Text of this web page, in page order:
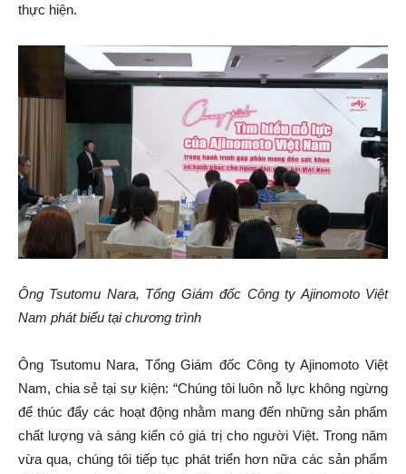
thực hiện.
Ông Tsutomu Nara, Tổng Giám đốc Công ty Ajinomoto Việt
Nam phát biểu tại chương trình
Ông Tsutomu Nara, Tổng Giám đốc Công ty Ajinomoto Việt
Nam, chia sẻ tại sự kiện: “Chúng tôi luôn nỗ lực không ngừng
để thúc đẩy các hoạt động nhằm mang đến những sản phẩm
chất lượng và sáng kiến có giá trị cho người Việt. Trong năm
vừa qua, chúng tôi tiếp tục phát triển hơn nữa các sản phẩm